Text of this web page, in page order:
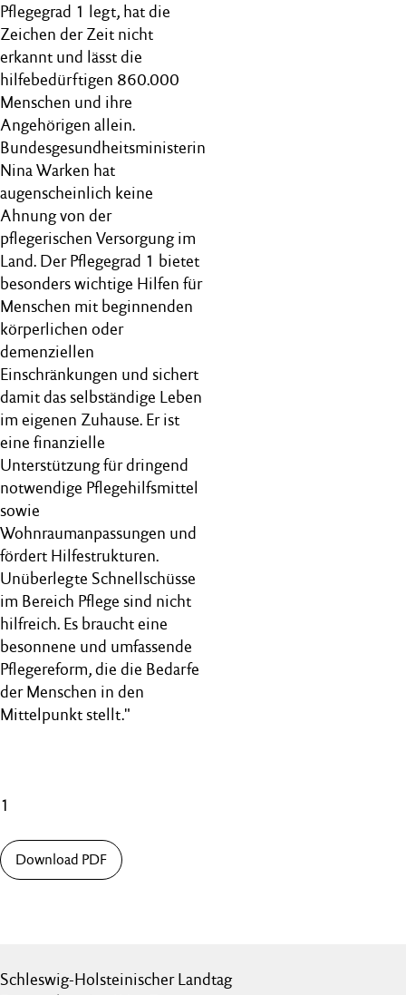
Pflegegrad 1 legt, hat die
Zeichen der Zeit nicht
erkannt und lässt die
hilfebedürftigen 860.000
Menschen und ihre
Angehörigen allein.
Bundesgesundheitsministerin
Nina Warken hat
augenscheinlich keine
Ahnung von der
pflegerischen Versorgung im
Land. Der Pflegegrad 1 bietet
besonders wichtige Hilfen für
Menschen mit beginnenden
körperlichen oder
demenziellen
Einschränkungen und sichert
damit das selbständige Leben
im eigenen Zuhause. Er ist
eine finanzielle
Unterstützung für dringend
notwendige Pflegehilfsmittel
sowie
Wohnraumanpassungen und
fördert Hilfestrukturen.
Unüberlegte Schnellschüsse
im Bereich Pflege sind nicht
hilfreich. Es braucht eine
besonnene und umfassende
Pflegereform, die die Bedarfe
der Menschen in den
Mittelpunkt stellt."
1
Download PDF
Schleswig-Holsteinischer Landtag